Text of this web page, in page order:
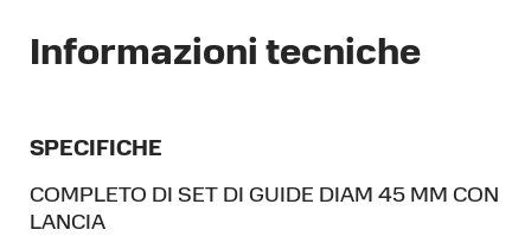
Informazioni tecniche
SPECIFICHE
COMPLETO DI SET DI GUIDE DIAM 45 MM CON
LANCIA